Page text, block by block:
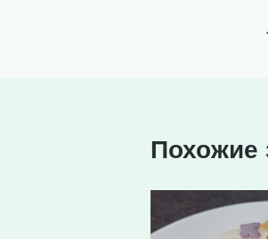
Похожие